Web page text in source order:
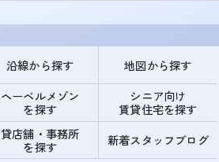
沿線から探す 地図から探す
ヘーベルメゾン
を探す
シニア向け
賃貸住宅を探す
貸店舗・事務所
を探す
新着スタッフブログ